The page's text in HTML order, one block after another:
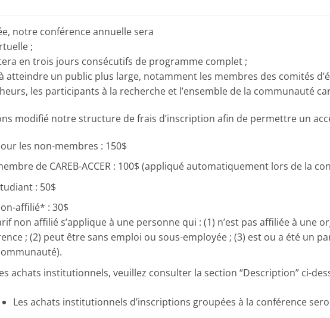
notre conférence annuelle sera
;
en trois jours consécutifs de programme complet ;
atteindre un public plus large, notamment les membres des comités
les participants à la recherche et l’ensemble de la communauté
modifié notre structure de frais d’inscription afin de permettre un
les non-membres : 150$
de CAREB-ACCER : 100$ (appliqué automatiquement lors de la
: 50$
affilié* : 30$
non affilié s’applique à une personne qui : (1) n’est pas affiliée à une
; (2) peut être sans emploi ou sous-employée ; (3) est ou a été un
achats institutionnels, veuillez consulter la section “Description” ci-
Les achats institutionnels d’inscriptions groupées à la conférence